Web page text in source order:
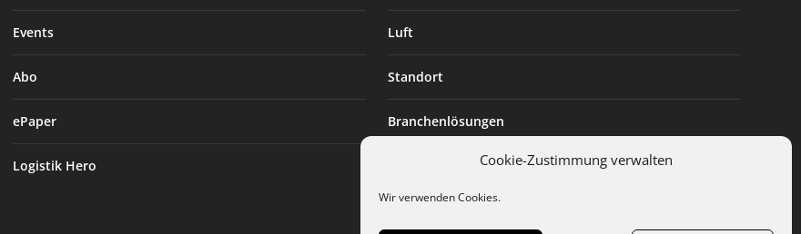
Cookie-Zustimmung verwalten
Wir verwenden Cookies.
Events
Abo
ePaper
Logistik Hero
Luft
Standort
Branchenlösungen